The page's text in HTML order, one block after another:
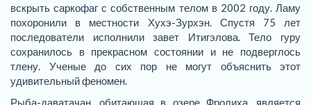
вскрыть саркофаг с собственным телом в 2002 году. Ламу
похоронили в местности Хухэ-Зурхэн. Спустя 75 лет
последователи исполнили завет Итигэлова. Тело гуру
сохранилось в прекрасном состоянии и не подверглось
тлену. Ученые до сих пор не могут объяснить этот
удивительный феномен.
Рыба-даватачан, обитающая в озере Фролиха, является